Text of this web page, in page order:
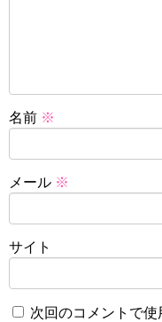
名前 ※
メール ※
サイト
次回のコメントで